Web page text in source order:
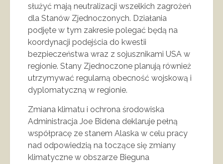
służyć mają neutralizacji wszelkich zagrożeń
dla Stanów Zjednoczonych. Działania
podjęte w tym zakresie polegać będą na
koordynacji podejścia do kwestii
bezpieczeństwa wraz z sojusznikami USA w
regionie. Stany Zjednoczone planują również
utrzymywać regularną obecność wojskową i
dyplomatyczną w regionie.
Zmiana klimatu i ochrona środowiska
Administracja Joe Bidena deklaruje pełną
współpracę ze stanem Alaska w celu pracy
nad odpowiedzią na toczące się zmiany
klimatyczne w obszarze Bieguna